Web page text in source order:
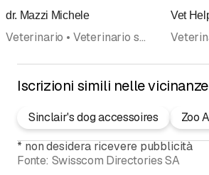
dr. Mazzi Michele
Veterinario • Veterinario servizio di pronto soccorso • Servizio di emergenza • Alimenti per animali • Articoli per Animali
Vet
Iscrizioni simili nelle vicinanze
Sinclair's dog accessoires
Zoo
* non desidera ricevere pubblicità
Fonte: Swisscom Directories SA